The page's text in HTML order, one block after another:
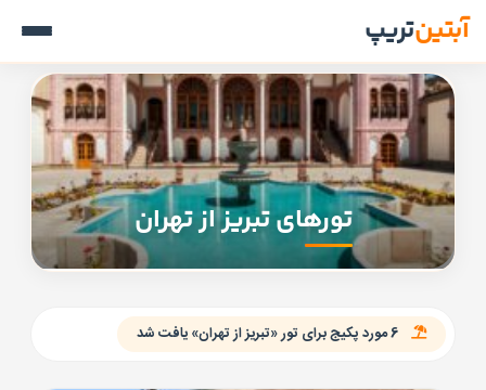
آبتینتریپ
تورهای تبریز از تهران